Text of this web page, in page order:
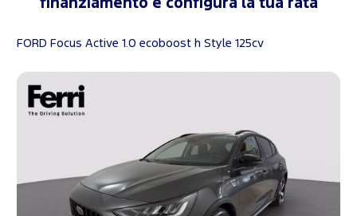
finanziamento e configura la tua rata
FORD Focus Active 1.0 ecoboost h Style 125cv